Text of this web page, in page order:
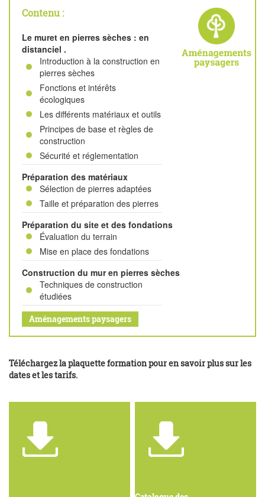
Contenu :
Le muret en pierres sèches : en
distanciel .
Introduction à la construction en
pierres sèches
Fonctions et intérêts
écologiques
Les différents matériaux et outils
Principes de base et règles de
construction
Sécurité et réglementation
Préparation des matériaux
Sélection de pierres adaptées
Taille et préparation des pierres
Préparation du site et des fondations
Évaluation du terrain
Mise en place des fondations
Construction du mur en pierres sèches
Techniques de construction
étudiées
Aménagements paysagers
Téléchargez la plaquette formation pour en savoir plus sur les
dates et les tarifs.